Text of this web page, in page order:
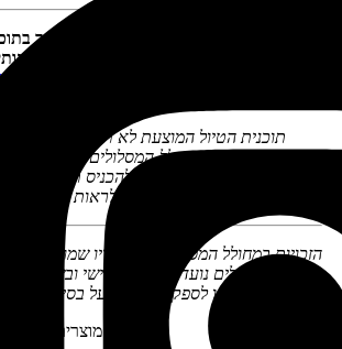
כדי למלא את המסלול בתוכן מומלץ להיעזר
תוכנית הטיול המוצעת לא תהיה בהכרח
שבחרתם ב'מחולל-המסלולים', אך היא
שתוכלו להיעזר בה כדי להכניס תוכן לימי
(אפשר לראות תוכניות
הזכויות במחולל המסלולים ובתוצריו שמורות לנטע
מחולל המסלולים נועד ככלי עזר אישי ובשום אופן
שימוש מסחרי או לספק שירותים על בסיסו